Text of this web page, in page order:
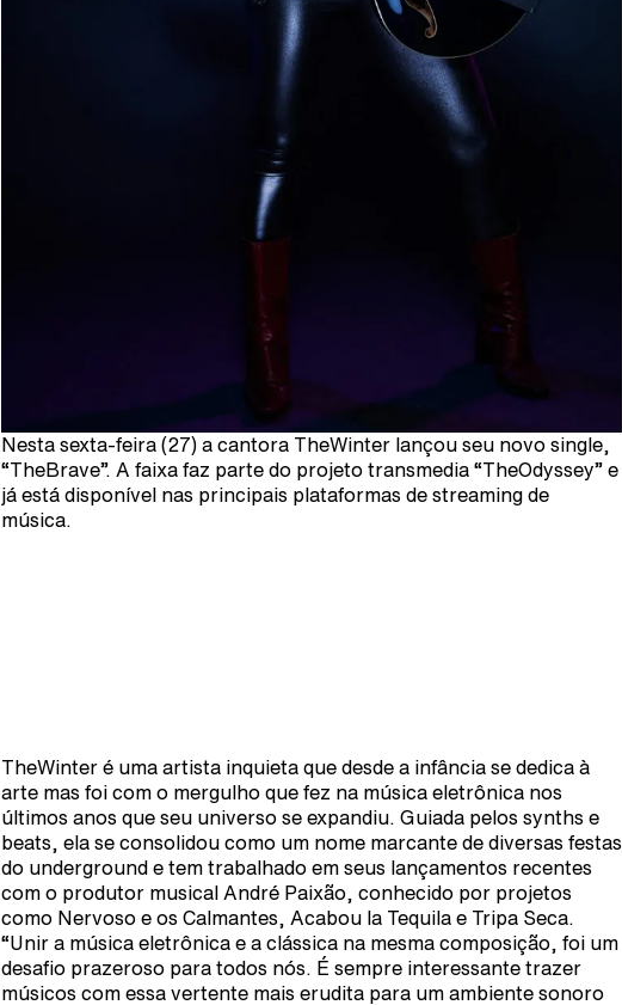
Nesta sexta-feira (27) a cantora TheWinter lançou seu novo single,
“TheBrave”. A faixa faz parte do projeto transmedia “TheOdyssey” e
já está disponível nas principais plataformas de streaming de
música.
TheWinter é uma artista inquieta que desde a infância se dedica à
arte mas foi com o mergulho que fez na música eletrônica nos
últimos anos que seu universo se expandiu. Guiada pelos synths e
beats, ela se consolidou como um nome marcante de diversas festas
do underground e tem trabalhado em seus lançamentos recentes
com o produtor musical André Paixão, conhecido por projetos
como Nervoso e os Calmantes, Acabou la Tequila e Tripa Seca.
“Unir a música eletrônica e a clássica na mesma composição, foi um
desafio prazeroso para todos nós. É sempre interessante trazer
músicos com essa vertente mais erudita para um ambiente sonoro